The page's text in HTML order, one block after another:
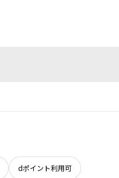
dポイント利用可